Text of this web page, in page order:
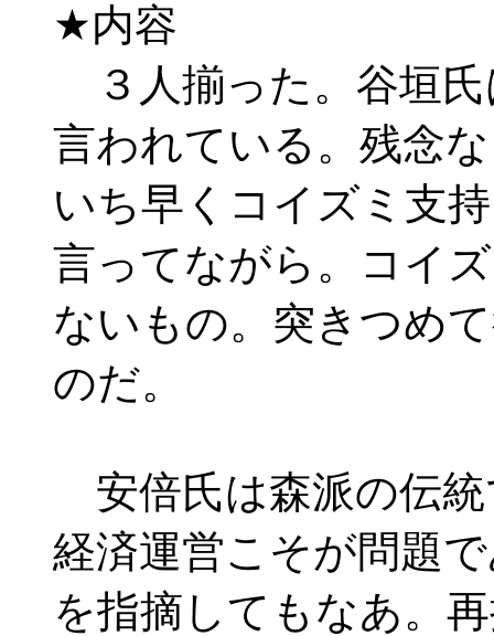
★内容
３人揃った。谷垣氏
言われている。残念
いち早くコイズミ支
言ってながら。コイ
ないもの。突きつめ
のだ。
安倍氏は森派の伝統
経済運営こそが問題
を指摘してもなあ。